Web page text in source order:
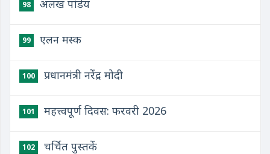
98 अलख पांडेय
99 एलन मस्क
100 प्रधानमंत्री नरेंद्र मोदी
101 महत्त्वपूर्ण दिवस: फरवरी 2026
102 चर्चित पुस्तकें